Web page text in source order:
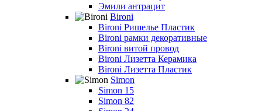
Эмили антрацит
Bironi
Bironi Ришелье Пластик
Bironi рамки декоративные
Bironi витой провод
Bironi Лизетта Керамика
Bironi Лизетта Пластик
Simon
Simon 15
Simon 82